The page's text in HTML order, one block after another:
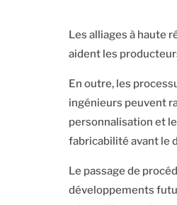
Les alliages à haute
aident les
En outre, les
ingénieurs peuvent
personnalisation et
fabricabilité avant le
Le passage de
développements